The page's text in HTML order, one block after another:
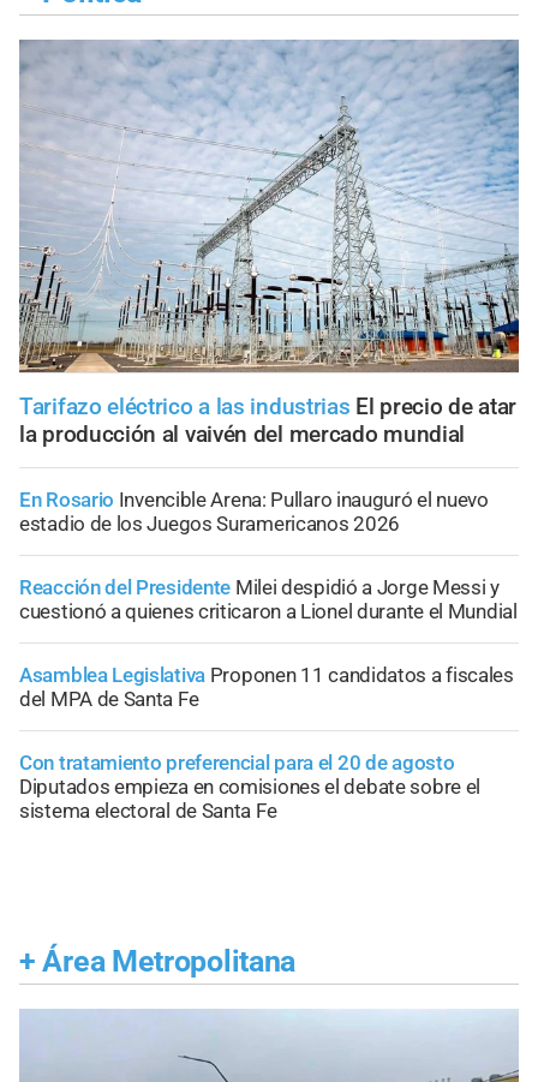
Tarifazo eléctrico a las industrias El precio de atar
la producción al vaivén del mercado mundial
En Rosario Invencible Arena: Pullaro inauguró el nuevo
estadio de los Juegos Suramericanos 2026
Reacción del Presidente Milei despidió a Jorge Messi y
cuestionó a quienes criticaron a Lionel durante el Mundial
Asamblea Legislativa Proponen 11 candidatos a fiscales
del MPA de Santa Fe
Con tratamiento preferencial para el 20 de agosto
Diputados empieza en comisiones el debate sobre el
sistema electoral de Santa Fe
+ Área Metropolitana